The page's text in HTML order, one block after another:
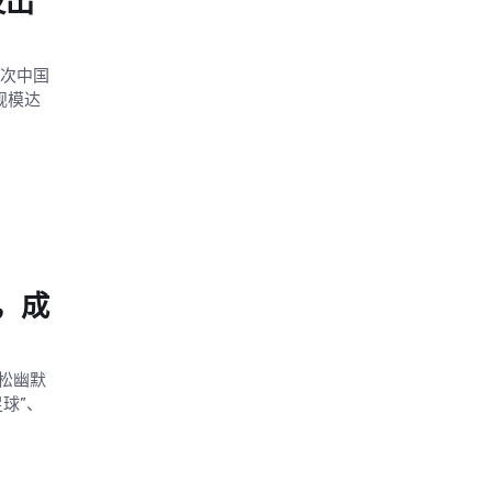
中国
模达
成
幽默
”、